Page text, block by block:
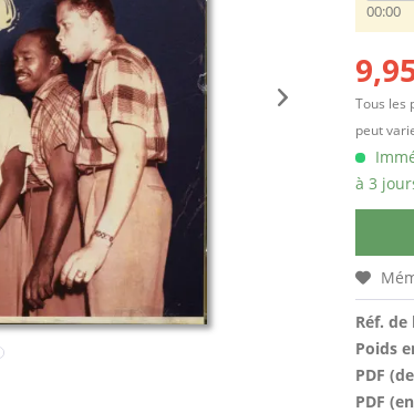
00:00
Tous les
peut
à 3
Réf. de
Poids
PDF
PDF